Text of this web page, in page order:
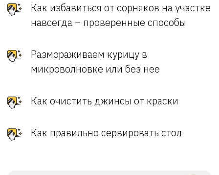
Как избавиться от сорняков на участке
навсегда – проверенные способы
Размораживаем курицу в
микроволновке или без нее
Как очистить джинсы от краски
Как правильно сервировать стол